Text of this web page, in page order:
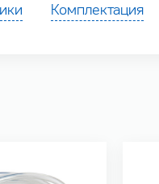
Комплектация